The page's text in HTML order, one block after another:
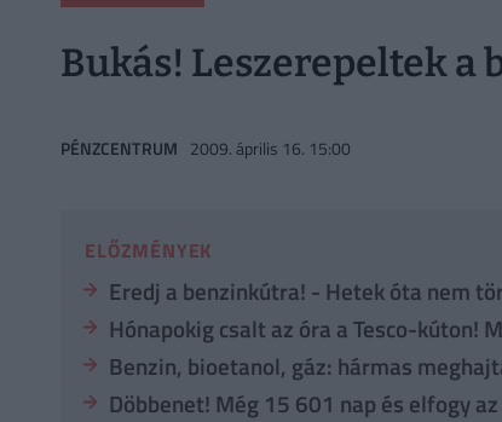
Bukás! Leszerepeltek a
PÉNZCENTRUM 2009. április 16. 15:00
ELŐZMÉNYEK
Eredj a benzinkútra! - Hetek óta nem
Hónapokig csalt az óra a Tesco-kúton!
Benzin, bioetanol, gáz: hármas
Döbbenet! Még 15 601 nap és elfogy